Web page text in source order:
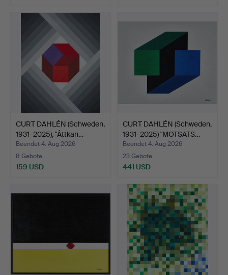
CURT DAHLÉN (Schweden,
1931–2025), "Åttkan…
Beendet 4. Aug 2026
8 Gebote
159 USD
CURT DAHLÉN (Schweden,
1931–2025) "MOTSATS…
Beendet 4. Aug 2026
23 Gebote
441 USD